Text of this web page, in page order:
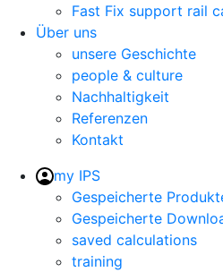
Fast Fix support rail
Über uns
unsere Geschichte
people & culture
Nachhaltigkeit
Referenzen
Kontakt
my IPS
Gespeicherte
Gespeicherte
saved calculations
training